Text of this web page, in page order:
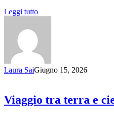
Leggi tutto
Laura SaiGiugno 15, 2026
Viaggio tra terra e